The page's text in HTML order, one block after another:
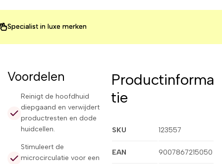
in luxe merken
in luxe merken
in luxe merken
Voordelen
Reinigt de hoofdhuid
diepgaand en verwijdert
productresten en dode
huidcellen.
Stimuleert de
microcirculatie voor een
Productinforma
tie
SKU 123557
EAN 9007867215050